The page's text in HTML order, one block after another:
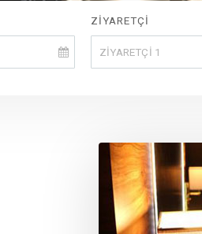
ZİYARETÇİ
ZİYARETÇİ 1